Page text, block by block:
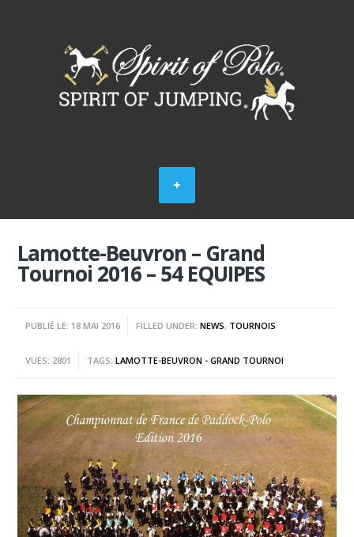
Lamotte-Beuvron – Grand
Tournoi 2016 – 54 EQUIPES
PUBLIÉ LE: 18 MAI 2016 FILLED UNDER:NEWS, TOURNOIS
VUES: 2801 TAGS:LAMOTTE-BEUVRON - GRAND TOURNOI